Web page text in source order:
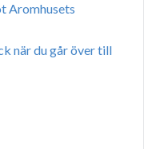
Aromhusets
när du går över till